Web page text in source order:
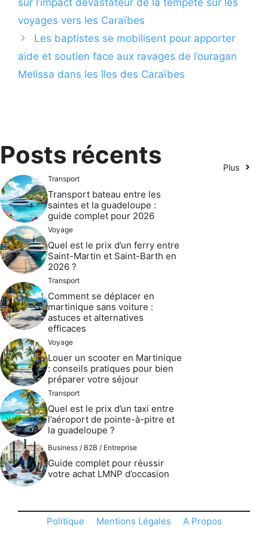
voyages vers les Caraïbes
Les baptistes se mobilisent pour apporter
aide et soutien face aux ravages de l’ouragan
Melissa dans les îles des Caraïbes
Posts récents Plus
Transport
Transport bateau entre les
saintes et la guadeloupe :
guide complet pour 2026
Voyage
Quel est le prix d’un ferry entre
Saint-Martin et Saint-Barth en
2026 ?
Transport
Comment se déplacer en
martinique sans voiture :
astuces et alternatives
efficaces
Voyage
Louer un scooter en Martinique
: conseils pratiques pour bien
préparer votre séjour
Transport
Quel est le prix d’un taxi entre
l’aéroport de pointe-à-pitre et
la guadeloupe ?
Business / B2B / Entreprise
Guide complet pour réussir
votre achat LMNP d’occasion
Politique Mentions Légales A Propos